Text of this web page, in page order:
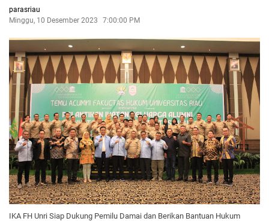
parasriau
Minggu, 10 Desember 2023
7:00:00 PM
IKA FH Unri Siap Dukung Pemilu Damai dan Berikan Bantuan Hukum